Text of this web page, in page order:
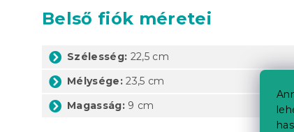
Belső fiók méretei
Szélesség: 22,5 cm
Mélysége: 23,5 cm
Magasság: 9 cm